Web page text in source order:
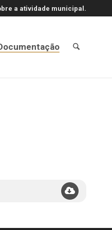
a atividade municipal.